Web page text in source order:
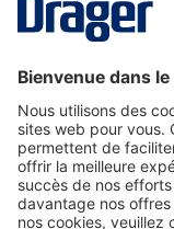
Nous contacter
A propos de